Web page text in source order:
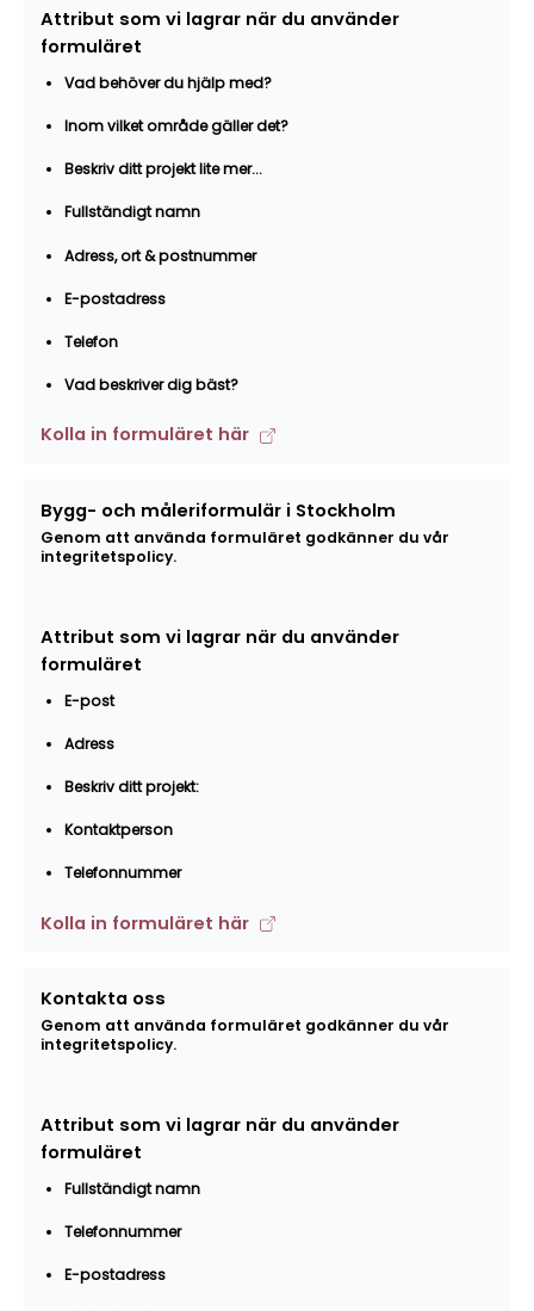
Attribut som vi lagrar när du använder
formuläret
Vad behöver du hjälp med?
Inom vilket område gäller det?
Beskriv ditt projekt lite mer...
Fullständigt namn
Adress, ort & postnummer
E-postadress
Telefon
Vad beskriver dig bäst?
Kolla in formuläret här
Bygg- och måleriformulär i Stockholm
Genom att använda formuläret godkänner du vår
integritetspolicy.
Attribut som vi lagrar när du använder
formuläret
E-post
Adress
Beskriv ditt projekt:
Kontaktperson
Telefonnummer
Kolla in formuläret här
Kontakta oss
Genom att använda formuläret godkänner du vår
integritetspolicy.
Attribut som vi lagrar när du använder
formuläret
Fullständigt namn
Telefonnummer
E-postadress